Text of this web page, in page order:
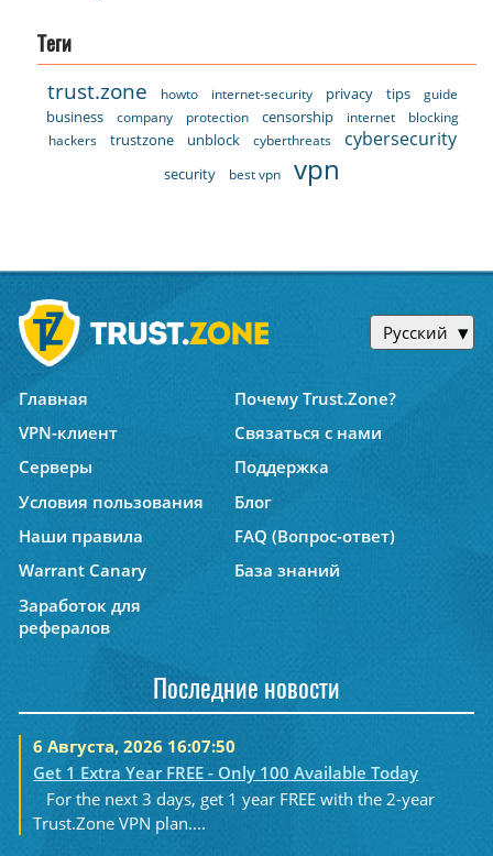
Теги
trust.zone howto internet-security privacy tips guide
business company protection censorship internet
blocking
hackers
trustzone unblock cyberthreats cybersecurity
security best vpn vpn
Русский
Главная
Почему Trust.Zone?
VPN-клиент
Связаться с нами
Серверы
Поддержка
Условия пользования
Блог
Наши правила
FAQ (Вопрос-ответ)
Warrant Canary
База знаний
Заработок для
рефералов
Последние новости
6 Августа, 2026 16:07:50
Get 1 Extra Year FREE - Only 100 Available Today
For the next 3 days, get 1 year FREE with the 2-year
Trust.Zone VPN plan....